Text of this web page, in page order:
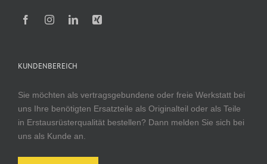
KUNDENBEREICH
Sie möchten als vertragsgebundene oder freie Werkstatt bei
uns Ihre benötigten Ersatzteile als Originalteil oder als Teile
in Erstausrüsterqualität bestellen? Dann melden Sie sich bei
uns als Kunde an.